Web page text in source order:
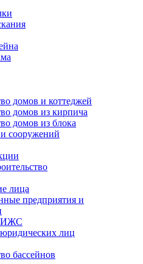
домов и коттеджей
домов из кирпича
домов из блока
сооружений
лица
предприятия и
ИЖС
лиц
бассейнов